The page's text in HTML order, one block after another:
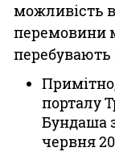
можливість
перемовини
перебувають
порталу
Бундаша
червня